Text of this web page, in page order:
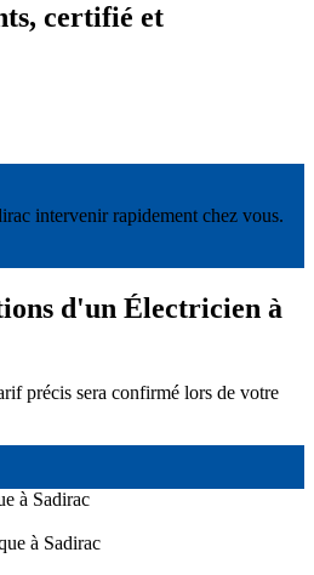
certifié et
intervenir rapidement chez vous.
d'un Électricien à
précis sera confirmé lors de votre
à Sadirac
à Sadirac